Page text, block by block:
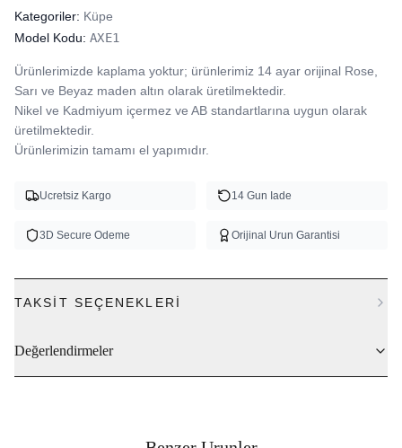
Kategoriler: Küpe
Model Kodu: AXE1
Ürünlerimizde kaplama yoktur; ürünlerimiz 14 ayar orijinal Rose,
Sarı ve Beyaz maden altın olarak üretilmektedir.
Nikel ve Kadmiyum içermez ve AB standartlarına uygun olarak
üretilmektedir.
Ürünlerimizin tamamı el yapımıdır.
Ucretsiz Kargo 14 Gun Iade
3D Secure Odeme Orijinal Urun Garantisi
TAKSIT SEÇENEKLERI
Değerlendirmeler